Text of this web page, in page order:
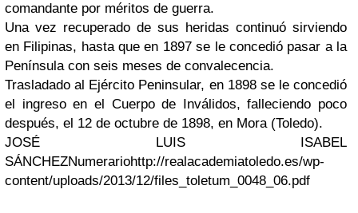
comandante por méritos de guerra.
Una vez recuperado de sus heridas continuó sirviendo
en Filipinas, hasta que en 1897 se le concedió pasar a la
Península con seis meses de convalecencia.
Trasladado al Ejército Peninsular, en 1898 se le concedió
el ingreso en el Cuerpo de Inválidos, falleciendo poco
después, el 12 de octubre de 1898, en Mora (Toledo).
JOSÉ LUIS ISABEL
SÁNCHEZNumerariohttp://realacademiatoledo.es/wp-
content/uploads/2013/12/files_toletum_0048_06.pdf